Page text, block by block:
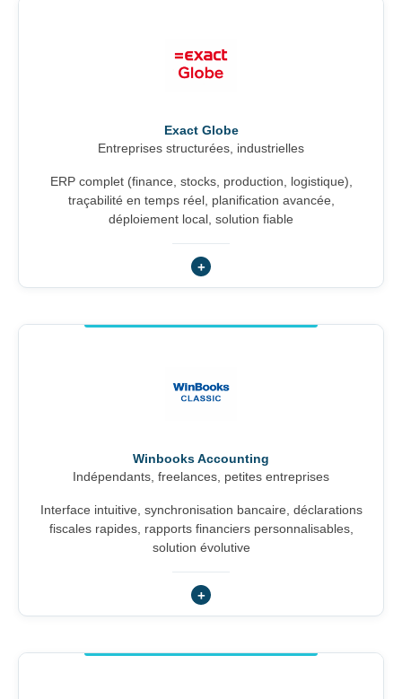
Exact Globe
Entreprises structurées, industrielles
ERP complet (finance, stocks, production, logistique),
traçabilité en temps réel, planification avancée,
déploiement local, solution fiable
Winbooks Accounting
Indépendants, freelances, petites entreprises
Interface intuitive, synchronisation bancaire, déclarations
fiscales rapides, rapports financiers personnalisables,
solution évolutive